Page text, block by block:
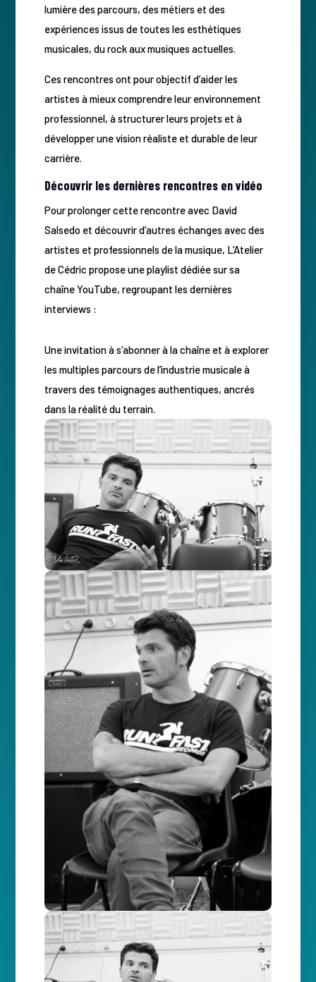
lumière des parcours, des métiers et des
expériences issus de toutes les esthétiques
musicales, du rock aux musiques actuelles.
Ces rencontres ont pour objectif d’aider les
artistes à mieux comprendre leur environnement
professionnel, à structurer leurs projets et à
développer une vision réaliste et durable de leur
carrière.
Découvrir les dernières rencontres en vidéo
Pour prolonger cette rencontre avec David
Salsedo et découvrir d’autres échanges avec des
artistes et professionnels de la musique, L’Atelier
de Cédric propose une playlist dédiée sur sa
chaîne YouTube, regroupant les dernières
interviews :
Une invitation à s’abonner à la chaîne et à explorer
les multiples parcours de l’industrie musicale à
travers des témoignages authentiques, ancrés
dans la réalité du terrain.